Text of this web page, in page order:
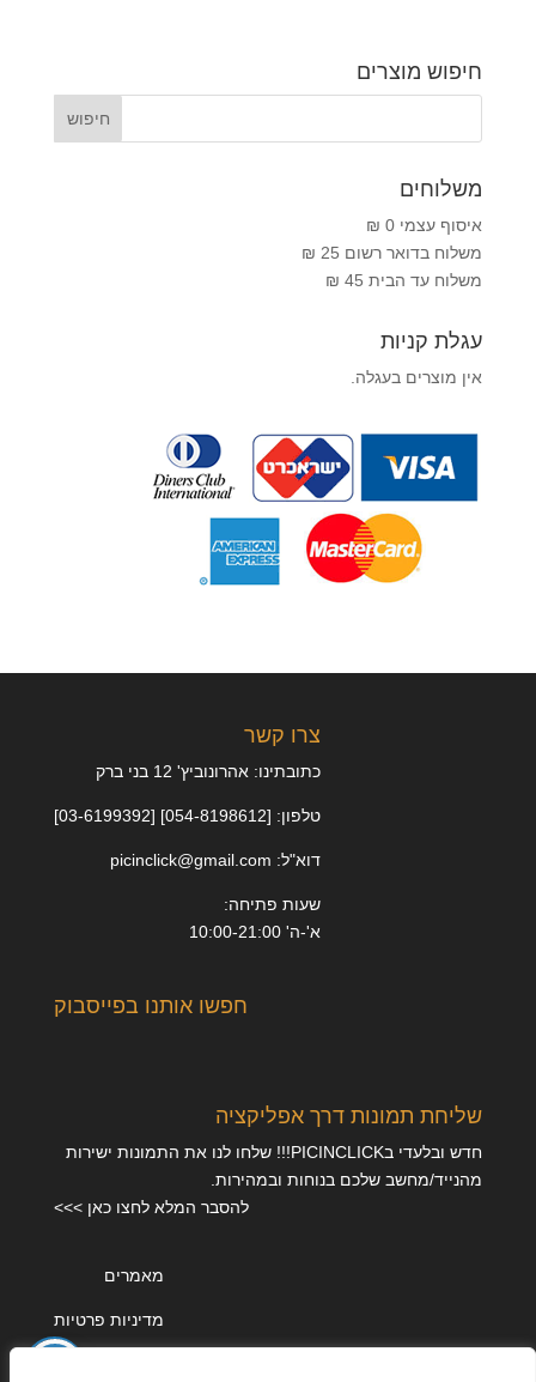
חיפוש מוצרים
משלוחים
איסוף עצמי 0 ₪
משלוח בדואר רשום 25 ₪
משלוח עד הבית 45 ₪
עגלת קניות
אין מוצרים בעגלה.
צרו קשר
כתובתינו: אהרונוביץ' 12 בני ברק
טלפון: [054-8198612] [03-6199392]
דוא"ל: picinclick@gmail.com
שעות פתיחה:
א'-ה' 10:00-21:00
חפשו אותנו בפייסבוק
שליחת תמונות דרך אפליקציה
חדש ובלעדי בPICINCLICK!!! שלחו לנו את התמונות ישירות
מהנייד/מחשב שלכם בנוחות ובמהירות.
להסבר המלא לחצו כאן >>>
מאמרים
מדיניות פרטיות